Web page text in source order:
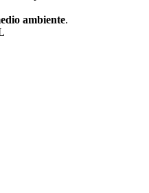
ambiente.